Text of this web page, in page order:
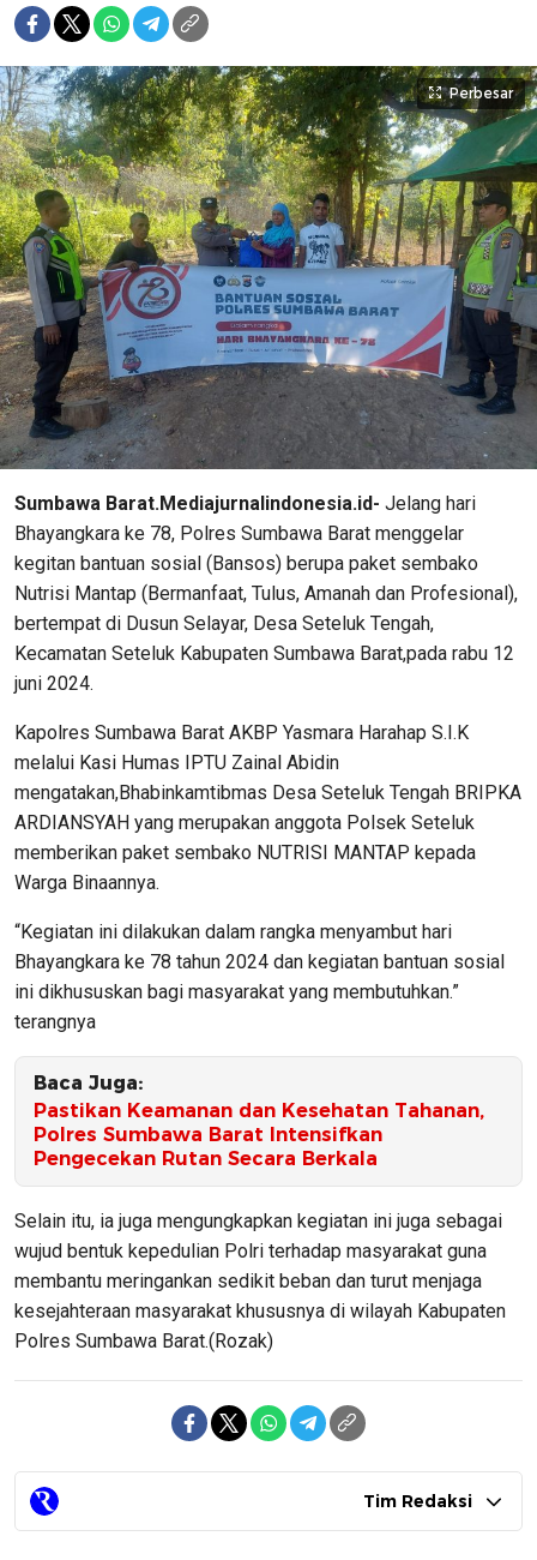
Perbesar
Sumbawa Barat.Mediajurnalindonesia.id- Jelang hari
Bhayangkara ke 78, Polres Sumbawa Barat menggelar
kegitan bantuan sosial (Bansos) berupa paket sembako
Nutrisi Mantap (Bermanfaat, Tulus, Amanah dan Profesional),
bertempat di Dusun Selayar, Desa Seteluk Tengah,
Kecamatan Seteluk Kabupaten Sumbawa Barat,pada rabu 12
juni 2024.
Kapolres Sumbawa Barat AKBP Yasmara Harahap S.I.K
melalui Kasi Humas IPTU Zainal Abidin
mengatakan,Bhabinkamtibmas Desa Seteluk Tengah BRIPKA
ARDIANSYAH yang merupakan anggota Polsek Seteluk
memberikan paket sembako NUTRISI MANTAP kepada
Warga Binaannya.
“Kegiatan ini dilakukan dalam rangka menyambut hari
Bhayangkara ke 78 tahun 2024 dan kegiatan bantuan sosial
ini dikhususkan bagi masyarakat yang membutuhkan.”
terangnya
Baca Juga:
Pastikan Keamanan dan Kesehatan Tahanan,
Polres Sumbawa Barat Intensifkan
Pengecekan Rutan Secara Berkala
Selain itu, ia juga mengungkapkan kegiatan ini juga sebagai
wujud bentuk kepedulian Polri terhadap masyarakat guna
membantu meringankan sedikit beban dan turut menjaga
kesejahteraan masyarakat khususnya di wilayah Kabupaten
Polres Sumbawa Barat.(Rozak)
Tim Redaksi